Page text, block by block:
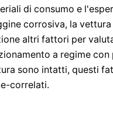
di consumo e
corrosiva, la vettura
altri fattori per
a regime
sono intatti, questi
correlati.